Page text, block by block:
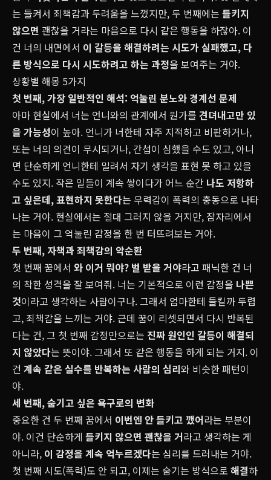
는 들켜서 죄책감과 두려움을 느꼈지만, 두 번째에는 들키지
않으면 괜찮을 거라는 마음으로 다시 같은 행동을 하잖아. 이
건 너의 내면에서 이 갈등을 해결하려는 시도가 실패했고, 다
른 방식으로 다시 시도하려고 하는 과정을 보여주는 거야.
상황별 해몽 5가지
첫 번째, 가장 일반적인 해석: 억눌린 분노와 경계선 문제
아마 현실에서 너는 언니와의 관계에서 뭔가를 견뎌내고만 있
을 가능성이 높아. 언니가 너한테 자주 지적하고 비판하거나,
또는 너의 의견이 무시되거나, 간섭이 심했을 수도 있고, 아니
면 단순하게 언니한테 밀려서 자기 생각을 표현 못 하고 있을
수도 있지. 작은 일들이 계속 쌓이다가 어느 순간 나도 저항하
고 싶은데, 표현하지 못한다는 무력감이 폭력의 충동으로 나타
나는 거야. 현실에서는 절대 그러지 않을 거지만, 잠자리에서
는 마음이 그 억눌린 감정을 한 번 터뜨려보는 거야.
두 번째, 자책과 죄책감의 악순환
첫 번째 꿈에서 와 이거 뭐야? 벌 받을 거야라고 패닉한 건 너
의 착한 성격을 잘 보여줘. 너는 기본적으로 이런 감정을 나쁜
것이라고 생각하는 사람이구나. 그래서 엄마한테 들킬까 두렵
고, 죄책감을 느끼는 거야. 근데 꿈이 리셋되면서 다시 반복된
다는 건, 그 첫 번째 감정만으로는 진짜 원인인 갈등이 해결되
지 않았다는 뜻이야. 그래서 또 같은 행동을 하게 되는 거지. 이
건 계속 같은 실수를 반복하는 사람의 심리와 비슷한 패턴이
야.
세 번째,숨기고 싶은 욕구로의 변화
중요한 건 두 번째 꿈에서 이번엔 안 들키고 깼어라는 부분이
야. 이건 단순하게 들키지 않으면 괜찮을 거라고 생각하는 게
아니라, 이 감정을 계속 억누르겠다는 심리를 드러내는 거야.
첫 번째 시도(폭력)도 안 되고, 이제는 숨기는 방식으로 해결하